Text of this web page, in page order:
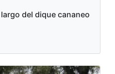
del dique cananeo